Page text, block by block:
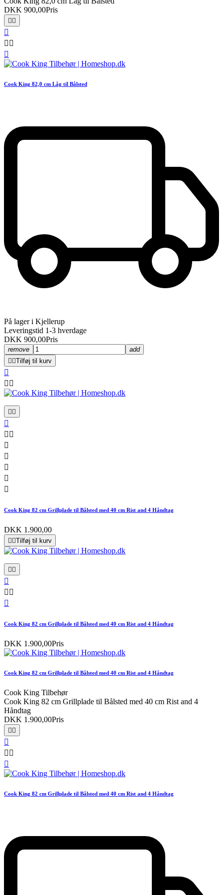
DKK 900,00Pris
 

 

Cook King 82,0 cm Låg til Bålsted
På lager i Kjellerup
Leveringstid 1-3 hverdage
DKK 900,00Pris
remove
add
 Tilføj til kurv

 
 

 





Cook King 82 cm Grillplade til Bålsted med 40 cm Rist and 4 Håndtag
DKK 1.900,00
 Tilføj til kurv
 

 

Cook King 82 cm Grillplade til Bålsted med 40 cm Rist and 4 Håndtag
DKK 1.900,00Pris
Cook King 82 cm Grillplade til Bålsted med 40 cm Rist and 4 Håndtag
Cook King Tilbehør
Cook King 82 cm Grillplade til Bålsted med 40 cm Rist and 4
Håndtag
DKK 1.900,00Pris
 

 

Cook King 82 cm Grillplade til Bålsted med 40 cm Rist and 4 Håndtag